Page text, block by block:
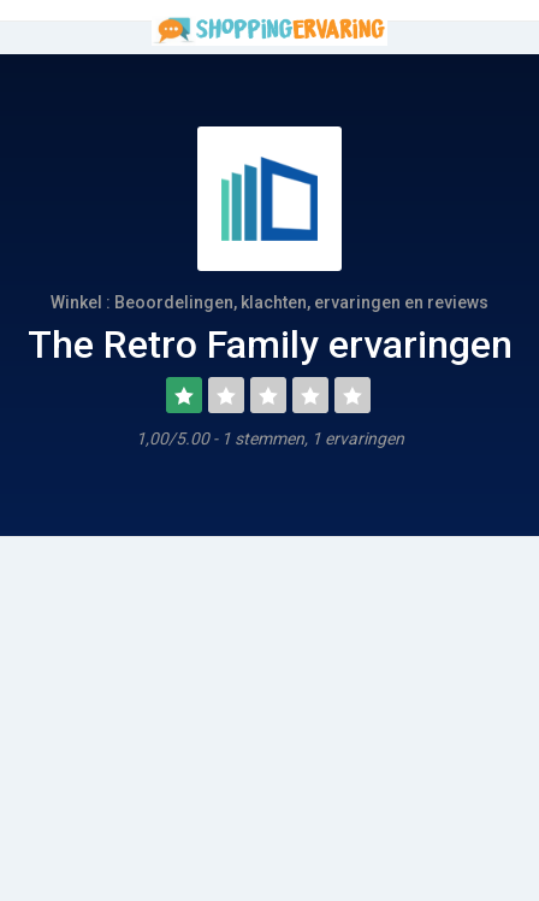
Winkel : Beoordelingen, klachten, ervaringen en reviews
The Retro Family ervaringen
1,00/5.00 - 1 stemmen, 1 ervaringen